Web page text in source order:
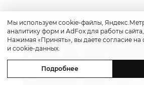
Мы используем cookie-файлы,
аналитику форм и AdFox для работы
Нажимая «Принять», вы даете согласие на
и cookie-данных.
Подробнее